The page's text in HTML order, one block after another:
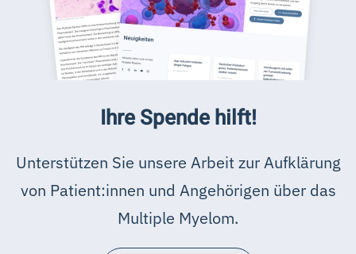
Ihre Spende hilft!
Unterstützen Sie unsere Arbeit zur Aufklärung
von Patient:innen und Angehörigen über das
Multiple Myelom.